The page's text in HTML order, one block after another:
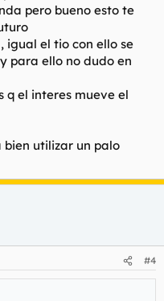
pero bueno esto te
igual el tio con ello se
para ello no dudo en
q el interes mueve el
utilizar un palo
#4